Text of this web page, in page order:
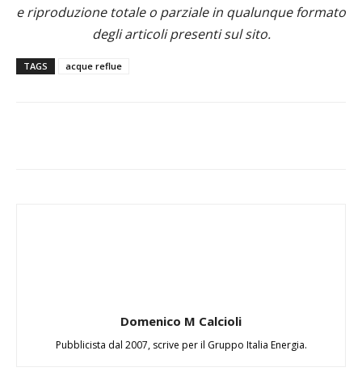
e riproduzione totale o parziale in qualunque formato
degli articoli presenti sul sito.
TAGS acque reflue
Domenico M Calcioli
Pubblicista dal 2007, scrive per il Gruppo Italia Energia.